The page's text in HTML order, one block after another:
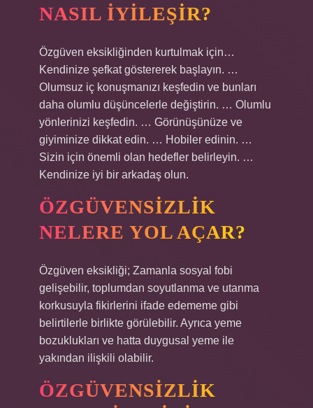
NASIL IYILEŞIR?
Özgüven eksikliğinden kurtulmak için…
Kendinize şefkat göstererek başlayın. …
Olumsuz iç konuşmanızı keşfedin ve bunları
daha olumlu düşüncelerle değiştirin. … Olumlu
yönlerinizi keşfedin. … Görünüşünüze ve
giyiminize dikkat edin. … Hobiler edinin. …
Sizin için önemli olan hedefler belirleyin. …
Kendinize iyi bir arkadaş olun.
ÖZGÜVENSIZLIK
NELERE YOL AÇAR?
Özgüven eksikliği; Zamanla sosyal fobi
gelişebilir, toplumdan soyutlanma ve utanma
korkusuyla fikirlerini ifade edememe gibi
belirtilerle birlikte görülebilir. Ayrıca yeme
bozuklukları ve hatta duygusal yeme ile
yakından ilişkili olabilir.
ÖZGÜVENSIZLIK